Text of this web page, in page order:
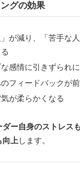
グの効果
」が減り、「苦手な
感情に引きずられ
フィードバックが
が柔らかくなる
ダー自身のストレス
向上 します。